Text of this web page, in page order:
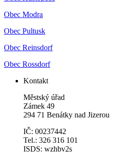
Obec Modra
Obec Pultusk
Obec Reinsdorf
Obec Rossdorf
Kontakt
Městský úřad
Zámek 49
294 71 Benátky nad Jizerou
IČ: 00237442
Tel.: 326 316 101
ISDS: wzhbv2s